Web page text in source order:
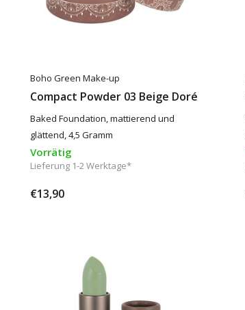
Boho Green Make-up
Compact Powder 03 Beige Doré
Baked Foundation, mattierend und
glättend, 4,5 Gramm
Vorrätig
Lieferung 1-2 Werktage*
€13,90